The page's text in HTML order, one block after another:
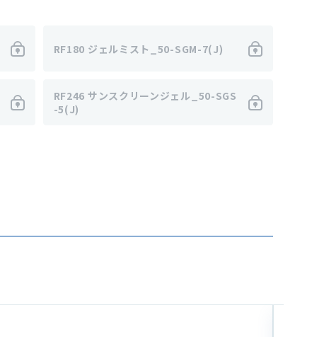
RF180 ジェルミスト_50-SGM-7(J)
RF246 サンスクリーンジェル_50-SGS
-5(J)